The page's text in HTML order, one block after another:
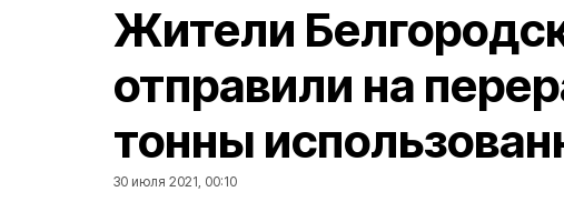
Жители
отправили на
тонны
30 июля 2021, 00:10